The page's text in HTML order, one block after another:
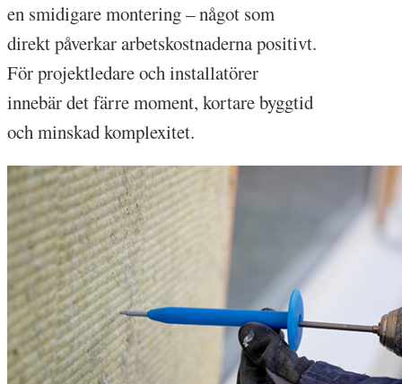
en smidigare montering – något som
direkt påverkar arbetskostnaderna positivt.
För projektledare och installatörer
innebär det färre moment, kortare byggtid
och minskad komplexitet.